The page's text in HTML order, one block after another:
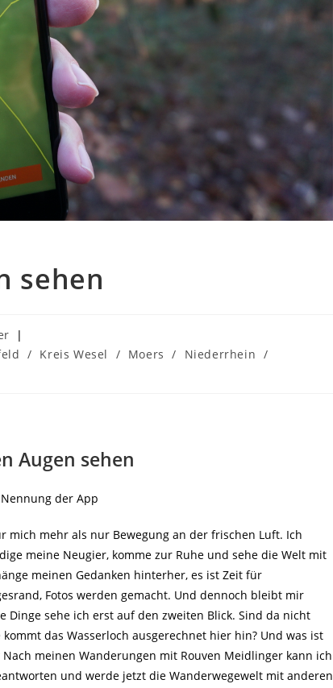
sehen
/ Kreis Wesel / Moers / Niederrhein /
Augen sehen
der App
mich mehr als nur Bewegung an der frischen Luft. Ich
meine Neugier, komme zur Ruhe und sehe die Welt mit
meinen Gedanken hinterher, es ist Zeit für
Fotos werden gemacht. Und dennoch bleibt mir
Dinge sehe ich erst auf den zweiten Blick. Sind da nicht
kommt das Wasserloch ausgerechnet hier hin? Und was ist
meinen Wanderungen mit Rouven Meidlinger kann ich
und werde jetzt die Wanderwegewelt mit anderen